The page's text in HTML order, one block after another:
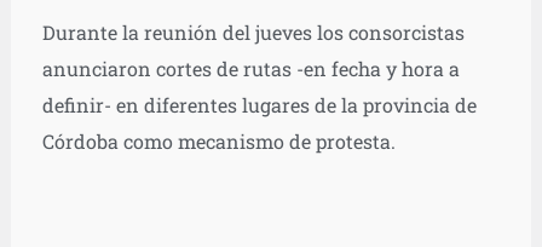
Durante la reunión del jueves los consorcistas
anunciaron cortes de rutas -en fecha y hora a
definir- en diferentes lugares de la provincia de
Córdoba como mecanismo de protesta.